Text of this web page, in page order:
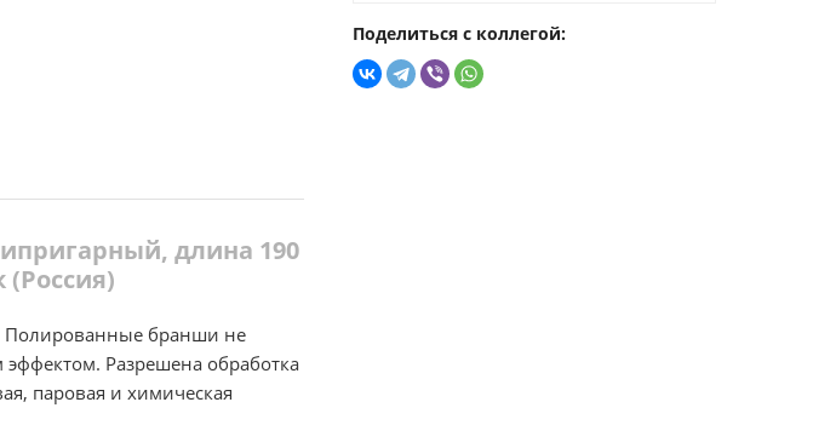
Поделиться с коллегой:
длина 190
Полированные бранши не
Разрешена обработка
паровая и химическая